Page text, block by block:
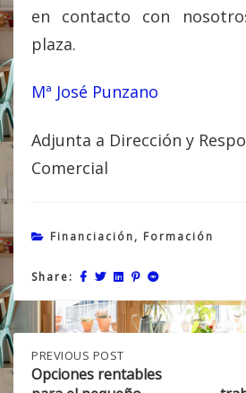
en contacto con
plaza.
Mª José Punzano
Adjunta a Dirección y
Comercial
Financiación, Formación
Share:
Post
PREVIOUS
POST:
OPCIONES
PREVIOUS POST
Opciones rentables